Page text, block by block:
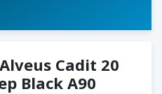
Cadit 20
Black A90